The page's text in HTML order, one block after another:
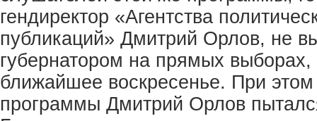
гендиректор «Агентства
публикаций» Дмитрий Орлов, не
губернатором на прямых
ближайшее воскресенье. При
программы Дмитрий Орлов